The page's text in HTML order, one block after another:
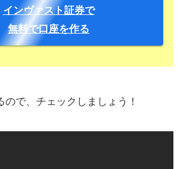
インヴァスト証券で
無料で口座を作る
ので、チェックしましょう！